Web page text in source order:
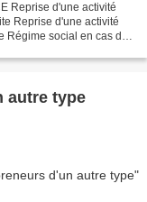
Reprise d'une activité
Reprise d'une activité
Régime social en cas de
autre type